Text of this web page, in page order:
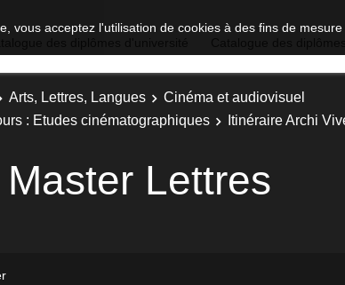
vous acceptez l'utilisation de cookies à des fins de
Arts, Lettres, Langues
Cinéma et audiovisuel
: Etudes cinématographiques
Itinéraire Archi
Lettres